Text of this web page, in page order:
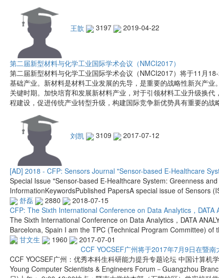
王歆 3197 2019-04-22
第二届新型材料与化学工业国际学术会议（NMCI2017）
第二届新型材料与化学工业国际学术会议（NMCI2017）将于11月
基础产业。新材料是材料工业发展的先导，是重要的战略性新兴产业
关键时期。加快培育和发展新材料产业，对于引领材料工业升级换
程建设，促进传统产业转型升级，构建国际竞争新优势具有重要的战
刘凯 3109 2017-07-12
[AD] 2018 - CFP: Sensors Journal "Sensor-based E-Healthcare
Special Issue "Sensor-based E-Healthcare System: Greenness
InformationKeywordsPublished PapersA special issue of Sensors
舒磊
2880
2018-07-15
CFP: The Sixth International Conference on Data Analytics，DATA
The Sixth International Conference on Data Analytics，DATA
Barcelona, Spain I am the TPC (Technical Program Committee) of
甘文生
1960
2017-07-01
CCF YOCSEF广州将于2017年7月9日在暨
CCF YOCSEF广州：优秀本科生科研能力提升专题论坛 中国计算机
Young Computer Scientists & Engineers Forum－Guangzhou